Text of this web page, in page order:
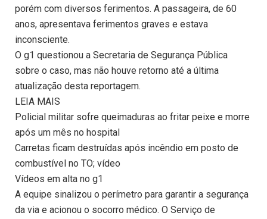
porém com diversos ferimentos. A passageira, de 60
anos, apresentava ferimentos graves e estava
inconsciente.
O g1 questionou a Secretaria de Segurança Pública
sobre o caso, mas não houve retorno até a última
atualização desta reportagem.
LEIA MAIS
Policial militar sofre queimaduras ao fritar peixe e morre
após um mês no hospital
Carretas ficam destruídas após incêndio em posto de
combustível no TO; vídeo
Vídeos em alta no g1
A equipe sinalizou o perímetro para garantir a segurança
da via e acionou o socorro médico. O Serviço de